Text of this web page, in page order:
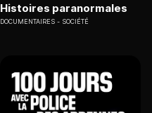
Histoires paranormales
DOCUMENTAIRES SOCIÉTÉ